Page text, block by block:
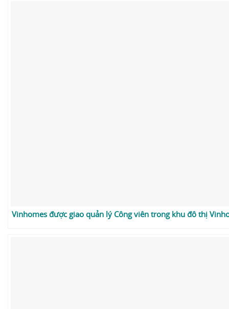
Vinhomes được giao quản lý Công viên trong khu đô thị